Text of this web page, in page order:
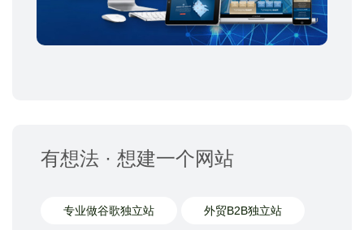
有想法 · 想建一个网站
专业做谷歌独立站 外贸B2B独立站